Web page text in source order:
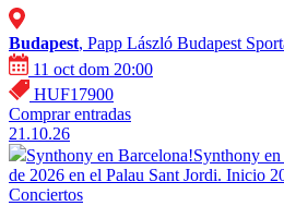
Budapest, Papp László Budapest
11 oct dom 20:00
HUF17900
Comprar entradas
21.10.26
Synthony en Barcelona!Synthony
de 2026 en el Palau Sant Jordi. Inicio
Conciertos